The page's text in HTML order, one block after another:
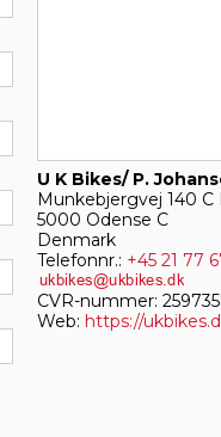
U K Bikes/ P.
Munkebjergvej 140 C
5000 Odense C
Denmark
Telefonnr.: +45 21 77
CVR-nummer:
Web: https://